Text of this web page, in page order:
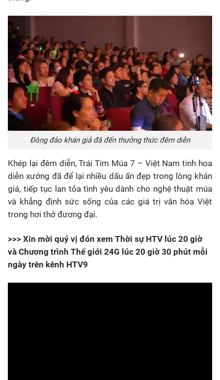
Đông đảo khán giả đã đến thưởng thức đêm diễn
Khép lại đêm diễn, Trái Tim Múa 7 – Việt Nam tinh hoa
diễn xướng đã để lại nhiều dấu ấn đẹp trong lòng khán
giả, tiếp tục lan tỏa tình yêu dành cho nghệ thuật múa
và khẳng định sức sống của các giá trị văn hóa Việt
trong hơi thở đương đại.
>>> Xin mời quý vị đón xem Thời sự HTV lúc 20 giờ
và Chương trình Thế giới 24G lúc 20 giờ 30 phút mỗi
ngày trên kênh HTV9